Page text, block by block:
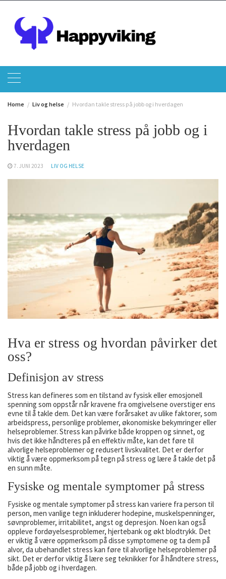
content
Home Liv og helse Hvordan takle stress på jobb og i hverdagen
Hvordan takle stress på jobb og i
hverdagen
7. JUNI 2023 LIV OG HELSE
Hva er stress og hvordan påvirker det
oss?
Definisjon av stress
Stress kan defineres som en tilstand av fysisk eller emosjonell
spenning som oppstår når kravene fra omgivelsene overstiger ens
evne til å takle dem. Det kan være forårsaket av ulike faktorer, som
arbeidspress, personlige problemer, økonomiske bekymringer eller
helseproblemer. Stress kan påvirke både kroppen og sinnet, og
hvis det ikke håndteres på en effektiv måte, kan det føre til
alvorlige helseproblemer og redusert livskvalitet. Det er derfor
viktig å være oppmerksom på tegn på stress og lære å takle det på
en sunn måte.
Fysiske og mentale symptomer på stress
Fysiske og mentale symptomer på stress kan variere fra person til
person, men vanlige tegn inkluderer hodepine, muskelspenninger,
søvnproblemer, irritabilitet, angst og depresjon. Noen kan også
oppleve fordøyelsesproblemer, hjertebank og økt blodtrykk. Det
er viktig å være oppmerksom på disse symptomene og ta dem på
alvor, da ubehandlet stress kan føre til alvorlige helseproblemer på
sikt. Det er derfor viktig å lære seg teknikker for å håndtere stress,
både på jobb og i hverdagen.